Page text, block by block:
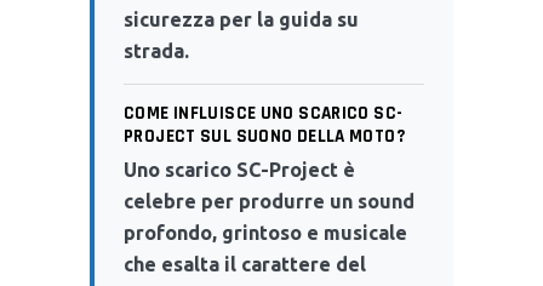
sicurezza per la guida su
strada.
COME INFLUISCE UNO SCARICO SC-
PROJECT SUL SUONO DELLA MOTO?
Uno scarico SC-Project è
celebre per produrre un sound
profondo, grintoso e musicale
che esalta il carattere del